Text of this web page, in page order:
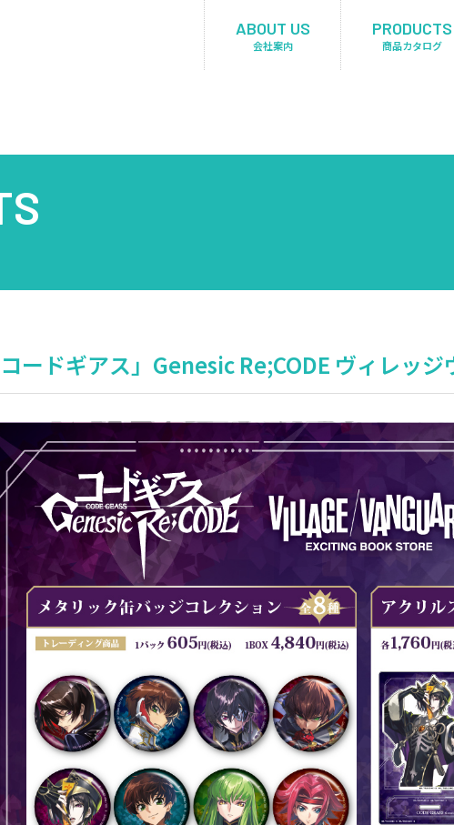
ABOUT US
会社案内
PRODUCTS
商品カタログ
コードギアス」Genesic Re;CODE ヴィレッ